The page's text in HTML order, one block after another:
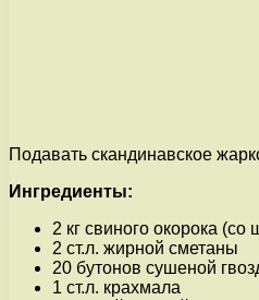
Подавать скандинавское
Ингредиенты:
2 кг свиного окорока (со
2 ст.л. жирной сметаны
20 бутонов сушеной
1 ст.л. крахмала